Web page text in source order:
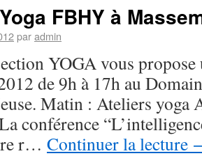
FBHY à
paradmin
YOGA vous propose
de 9h à 17h au
Matin : Ateliers yoga
conférence
r… Continuer la lecture